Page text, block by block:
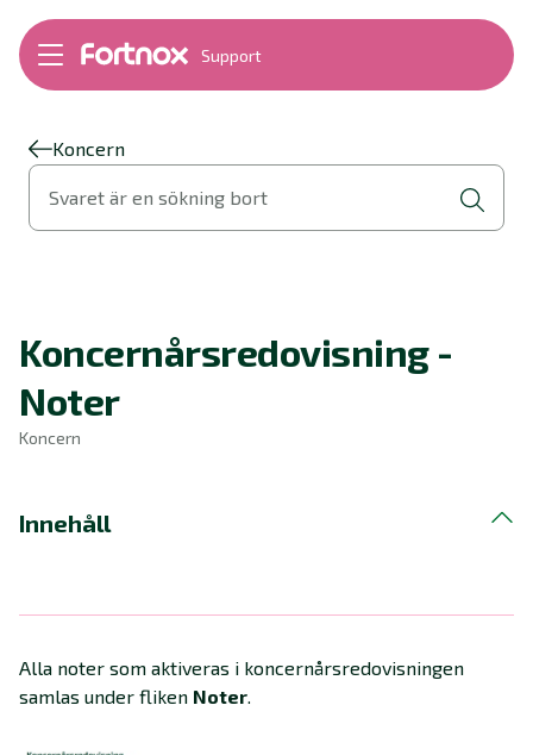
Support
Bokföring
Fakturering
Byt till Fortnox
Felsökning
Support Play
Ordlista
Koncern
Svaret är en sökning bort
Koncernårsredovisning -
Noter
Koncern
Innehåll
Alla noter som aktiveras i koncernårsredovisningen
samlas under fliken Noter.